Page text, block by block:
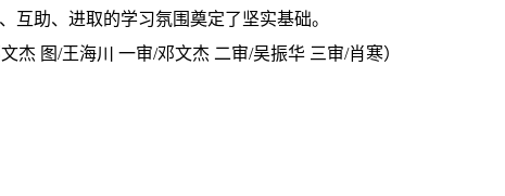
助、进取的学习氛围奠定了坚实基础。
杰 图/王海川 一审/邓文杰 二审/吴振华 三审/肖寒）